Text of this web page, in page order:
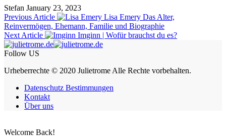
Stefan January 23, 2023
Previous Article
Lisa Emery Das Alter,
Reinvermögen, Ehemann, Familie und Biographie
Next Article
Imginn | Wofür brauchst du es?
Follow US
Urheberrechte © 2020 Julietrome Alle Rechte vorbehalten.
Datenschutz Bestimmungen
Kontakt
Über uns
Welcome Back!